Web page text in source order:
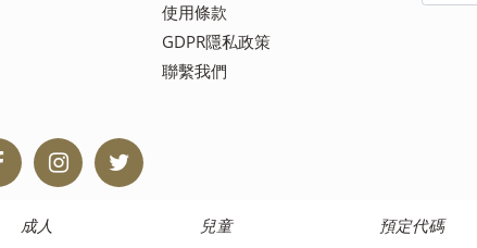
成人 兒童 預定代碼
使用條款
GDPR隱私政策
聯繫我們